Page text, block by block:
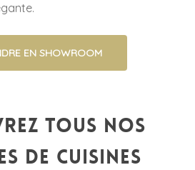
EN SHOWROOM
tous nos
de cuisines